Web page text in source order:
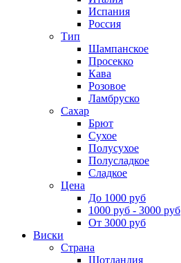
Испания
Россия
Тип
Шампанское
Просекко
Кава
Розовое
Ламбруско
Сахар
Брют
Сухое
Полусухое
Полусладкое
Сладкое
Цена
До 1000 руб
1000 руб - 3000 руб
От 3000 руб
Виски
Страна
Шотландия